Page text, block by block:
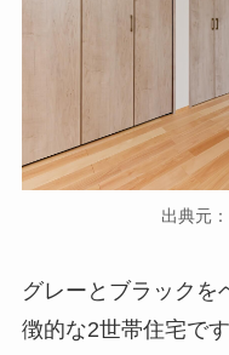
出典元：
グレーとブラックを
徴的な2世帯住宅で